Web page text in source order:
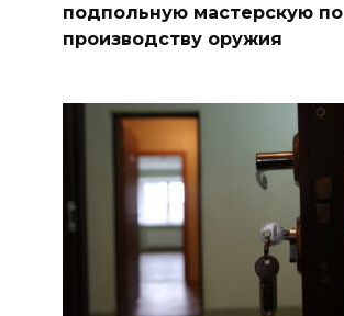
подпольную мастерскую по
производству оружия